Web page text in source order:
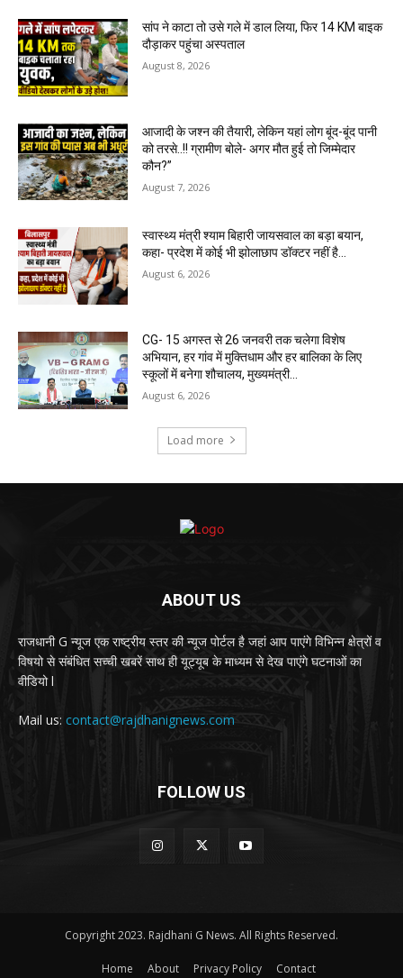
सांप ने काटा तो उसे गले में डाल लिया, फिर 14 KM बाइक
दौड़ाकर पहुंचा अस्पताल
August 8, 2026
आजादी के जश्न की तैयारी, लेकिन यहां लोग बूंद-बूंद पानी
को तरसे..!! ग्रामीण बोले- अगर मौत हुई तो जिम्मेदार
कौन?”
August 7, 2026
स्वास्थ्य मंत्री श्याम बिहारी जायसवाल का बड़ा बयान,
कहा- प्रदेश में कोई भी झोलाछाप डॉक्टर नहीं है…
August 6, 2026
CG- 15 अगस्त से 26 जनवरी तक चलेगा विशेष
अभियान, हर गांव में मुक्तिधाम और हर बालिका के लिए
स्कूलों में बनेगा शौचालय, मुख्यमंत्री...
August 6, 2026
Load more
ABOUT US
राजधानी G न्यूज एक राष्ट्रीय स्तर की न्यूज पोर्टल है जहां आप पाएंगे विभिन्न क्षेत्रों व
विषयो से संबंधित सच्ची खबरें साथ ही यूट्यूब के माध्यम से देख पाएंगे घटनाओं का
वीडियो l
Mail us: contact@rajdhanignews.com
FOLLOW US
Copyright 2023. Rajdhani G News. All Rights Reserved.
Home About Privacy Policy Contact